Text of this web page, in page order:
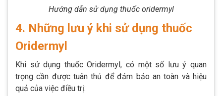
Hướng dẫn sử dụng thuốc oridermyl
4. Những lưu ý khi sử dụng thuốc
Oridermyl
Khi sử dụng thuốc Oridermyl, có một số lưu ý quan
trọng cần được tuân thủ để đảm bảo an toàn và hiệu
quả của việc điều trị: